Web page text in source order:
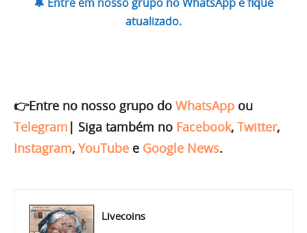
atualizado.
👉Entre no nosso grupo do WhatsApp ou
Telegram | Siga também no Facebook, Twitter,
Instagram, YouTube e Google News.
Livecoins